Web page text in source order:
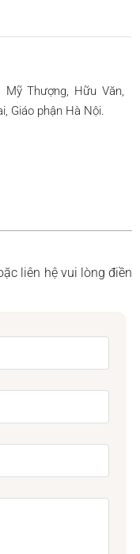
Thượng, Hữu Văn,
Giáo phận Hà Nội.
liên hệ vui lòng điền